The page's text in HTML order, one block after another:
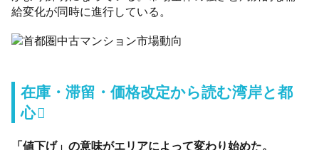
給変化が同時に進行している。
在庫・滞留・価格改定から読む湾岸と都
心
「値下げ」の意味がエリアによって変わり始めた。